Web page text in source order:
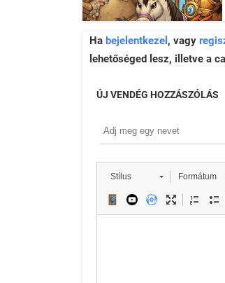
Ha bejelentkezel , vagy
lehetőséged lesz, illetve a
ÚJ VENDÉG HOZZÁSZÓLÁS
Stílus Formátum